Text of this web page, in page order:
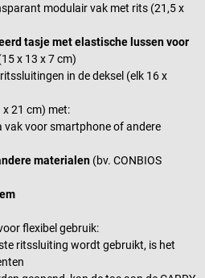
modulair vak met rits (21,5 x
tasje met elastische lussen voor
x 13 x 7 cm)
in de deksel (elk 16 x
21 cm) met:
vak voor smartphone of andere
materialen (bv. CONBIOS
flexibel gebruik:
ritssluiting wordt gebruikt, is het